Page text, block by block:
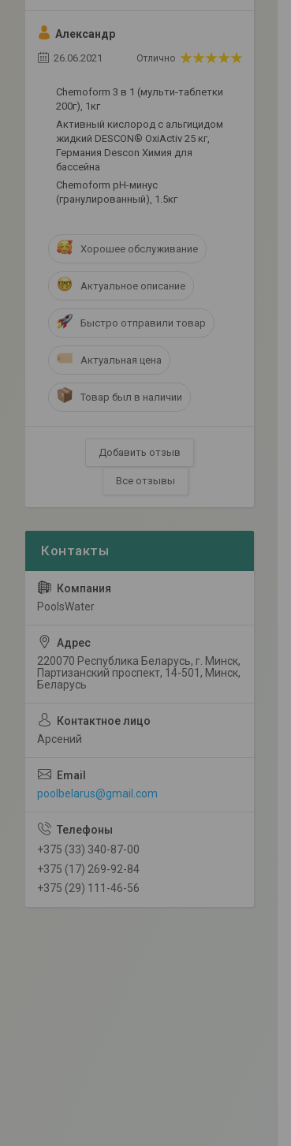
Александр
26.06.2021 Отлично
Chemoform 3 в 1 (мульти-таблетки
200г), 1кг
Активный кислород с альгицидом
жидкий DESCON® OxiActiv 25 кг,
Германия Descon Химия для
бассейна
Сhemoform рН-минус
(гранулированный), 1.5кг
Хорошее обслуживание
Актуальное описание
Быстро отправили товар
Актуальная цена
Товар был в наличии
Добавить отзыв
Все отзывы
PoolsWater
220070 Республика Беларусь, г. Минск,
Партизанский проспект, 14-501, Минск,
Беларусь
Арсений
poolbelarus@gmail.com
+375 (33) 340-87-00
+375 (17) 269-92-84
+375 (29) 111-46-56